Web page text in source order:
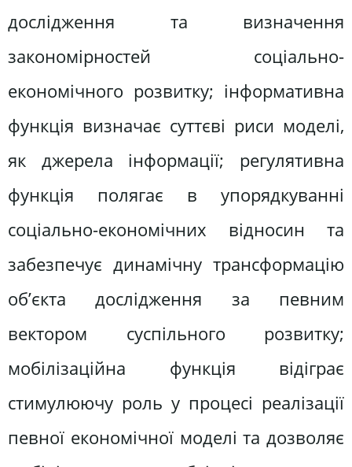
дослідження та визначення
закономірностей соціально-
економічного розвитку; інформативна
функція визначає суттєві риси моделі,
як джерела інформації; регулятивна
функція полягає в упорядкуванні
соціально-економічних відносин та
забезпечує динамічну трансформацію
об’єкта дослідження за певним
вектором суспільного розвитку;
мобілізаційна функція відіграє
стимулюючу роль у процесі реалізації
певної економічної моделі та дозволяє